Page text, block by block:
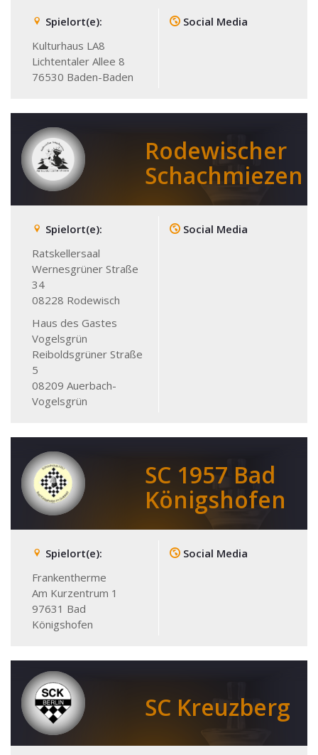
Spielort(e):
Kulturhaus LA8
Lichtentaler Allee 8
76530 Baden-Baden
Social Media
Rodewischer
Schachmiezen
Spielort(e):
Ratskellersaal
Wernesgrüner Straße
34
08228 Rodewisch
Haus des Gastes
Vogelsgrün
Reiboldsgrüner Straße
5
08209 Auerbach-
Vogelsgrün
Social Media
SC 1957 Bad
Königshofen
Spielort(e):
Frankentherme
Am Kurzentrum 1
97631 Bad
Königshofen
Social Media
SC Kreuzberg